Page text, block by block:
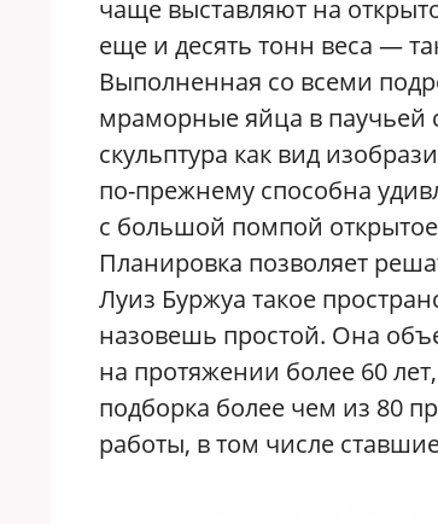
чаще выставляют на
еще и десять тонн веса —
Выполненная со всеми
мраморные яйца в паучьей
скульптура как вид
по-прежнему способна
с большой помпой открытое
Планировка позволяет
Луиз Буржуа такое
назовешь простой. Она
на протяжении более 60
подборка более чем из 80
работы, в том числе